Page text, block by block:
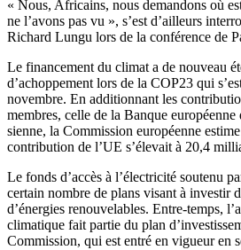
« Nous, Africains, nous demandons où
ne l’avons pas vu », s’est d’ailleurs
Richard Lungu lors de la conférence de
Le financement du climat a de nouveau
d’achoppement lors de la COP23 qui
novembre. En additionnant les
membres, celle de la Banque européenne
sienne, la Commission européenne
contribution de l’UE s’élevait à 20,4
Le fonds d’accès à l’électricité soutenu
certain nombre de plans visant à investir
d’énergies renouvelables. Entre-temps,
climatique fait partie du plan
Commission, qui est entré en vigueur en